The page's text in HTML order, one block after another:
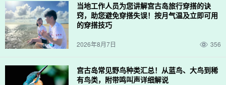
当地工作人员为您讲解宫古岛旅行穿搭的诀
窍，助您避免穿搭失误！按月气温及立即可用
的穿搭技巧
2026年8月7日 356
宫古岛常见野鸟种类汇总！从蓝鸟、大鸟到稀
有鸟类，附带鸣叫声详细解说